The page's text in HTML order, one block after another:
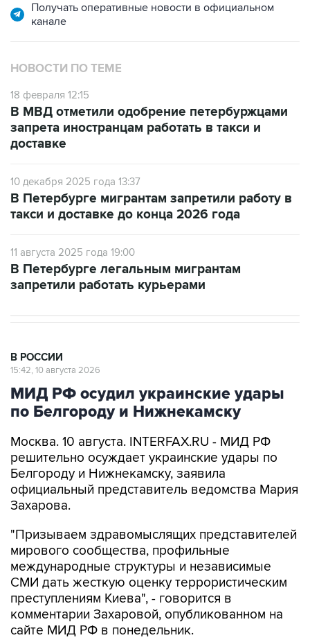
Получать оперативные новости в официальном
канале
НОВОСТИ ПО ТЕМЕ
18 февраля 12:15
В МВД отметили одобрение петербуржцами
запрета иностранцам работать в такси и
доставке
10 декабря 2025 года 13:37
В Петербурге мигрантам запретили работу в
такси и доставке до конца 2026 года
11 августа 2025 года 19:00
В Петербурге легальным мигрантам
запретили работать курьерами
В РОССИИ
15:42, 10 августа 2026
МИД РФ осудил украинские удары
по Белгороду и Нижнекамску
Москва. 10 августа. INTERFAX.RU - МИД РФ
решительно осуждает украинские удары по
Белгороду и Нижнекамску, заявила
официальный представитель ведомства Мария
Захарова.
"Призываем здравомыслящих представителей
мирового сообщества, профильные
международные структуры и независимые
СМИ дать жесткую оценку террористическим
преступлениям Киева", - говорится в
комментарии Захаровой, опубликованном на
сайте МИД РФ в понедельник.